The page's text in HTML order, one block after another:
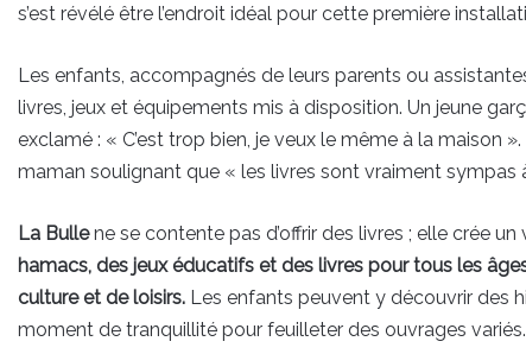
s’est révélé être l’endroit idéal pour cette première
Les enfants, accompagnés de leurs parents ou
livres, jeux et équipements mis à disposition. Un jeune
exclamé : « C’est trop bien, je veux le même à la maison
maman soulignant que « les livres sont vraiment sympas
La Bullene se contente pas d’offrir des livres ; elle crée
hamacs, des jeux éducatifs et des livres pour tous les
culture et de loisirs. Les enfants peuvent y découvrir des
moment de tranquillité pour feuilleter des ouvrages variés.